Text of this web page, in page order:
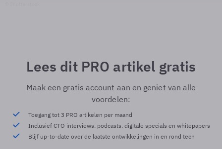
Lees dit PRO artikel gratis
Maak een gratis account aan en geniet van alle
voordelen:
Toegang tot 3 PRO artikelen per maand
Inclusief CTO interviews, podcasts, digitale specials en whitepapers
Blijf up-to-date over de laatste ontwikkelingen in en rond tech